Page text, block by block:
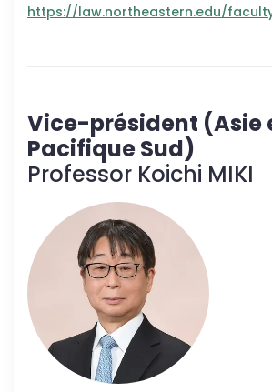
https://law.northeastern.edu/
Vice-président (Asie
Pacifique Sud)
Professor Koichi MIKI